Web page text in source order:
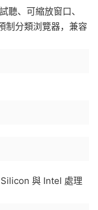
聽、可縮放窗口、
制分類浏覽器，兼容
與 Intel 處理